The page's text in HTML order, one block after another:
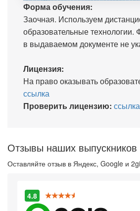
Форма обучения:
Заочная. Используем
образовательные технологии.
в выдаваемом документе не
Лицензия:
На право оказывать
ссылка
Проверить лицензию: ссылка
Отзывы наших выпускников
Оставляйте отзыв в Яндекс, Google и
4.8